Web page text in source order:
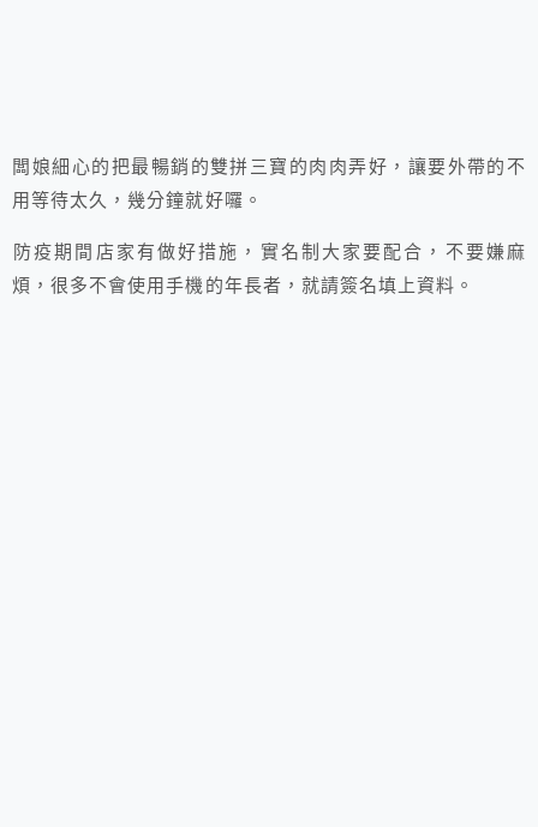
闆娘細心的把最暢銷的雙拼三寶的肉肉弄好，讓要外帶的不
用等待太久，幾分鐘就好囉。
防疫期間店家有做好措施，實名制大家要配合，不要嫌麻
煩，很多不會使用手機的年長者，就請簽名填上資料。